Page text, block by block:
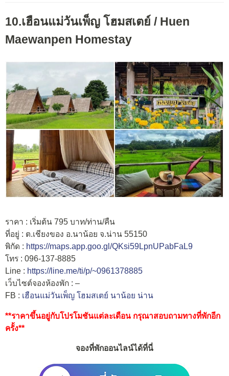
10.เฮือนแม่วันเพ็ญ โฮมสเตย์ / Huen
Maewanpen Homestay
ราคา : เริ่มต้น 795 บาท/ท่าน/คืน
ที่อยู่ : ต.เชียงของ อ.นาน้อย จ.น่าน 55150
พิกัด : https://maps.app.goo.gl/QKsi59LpnUPabFaL9
โทร : 096-137-8885
Line : https://line.me/ti/p/~0961378885
เว็บไซต์จองห้องพัก : –
FB : เฮือนแม่วันเพ็ญ โฮมสเตย์ นาน้อย น่าน
**ราคาขึ้นอยู่กับโปรโมชันแต่ละเดือน กรุณาสอบถามทางที่พักอีก
ครั้ง**
จองที่พักออนไลน์ได้ที่นี่